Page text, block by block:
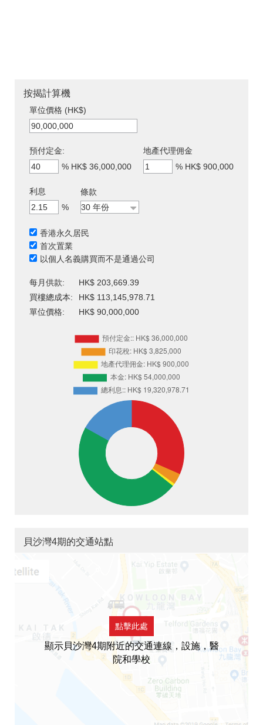
按揭計算機
單位價格 (HK$)
預付定金:
% HK$ 36,000,000
地產代理佣金
% HK$ 900,000
利息
%
條款
香港永久居民
首次置業
以個人名義購買而不是通過公司
每月供款:
HK$ 203,669.39
買樓總成本:
HK$ 113,145,978.71
單位價格:
HK$ 90,000,000
貝沙灣4期的交通站點
點擊此處
顯示貝沙灣4期附近的交通連線，設施，醫
院和學校